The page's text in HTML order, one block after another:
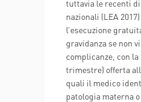
tuttavia le recenti
nazionali (LEA
l’esecuzione
gravidanza se non
complicanze, con
trimestre) offerta
quali il medico
patologia materna